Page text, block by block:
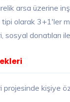
arsa üzerine
olarak 3+1'ler
sosyal donatıları
kişiye